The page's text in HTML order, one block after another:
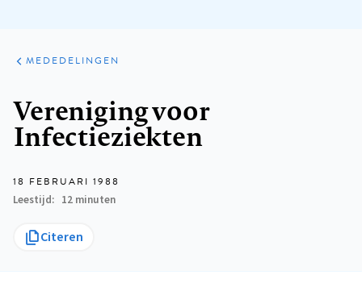
ARTIKELEN
VARIA
MEDEDELINGEN
Vereniging voor
Infectieziekten
18 FEBRUARI 1988
Leestijd
12 minuten
Citeren